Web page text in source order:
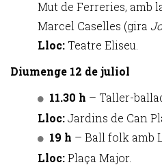
Mut de Ferreries, amb
Marcel Caselles (gira
Lloc: Teatre Eliseu.
Diumenge 12 de juliol
11.30 h – Taller-
Lloc:Jardins de Can
19 h – Ball folk amb
Lloc:Plaça Major.